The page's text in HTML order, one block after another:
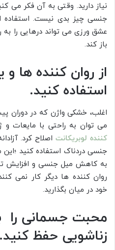
نیاز دارید. وقتی به آن فکر می
جنسی چیز بدی نیست. استفاده
عشق ورزی می تواند درهایی را
باز کند.
از روان کننده ها و
استفاده کنید.
اغلب، خشکی واژن که در دوران
می توان به راحتی با مایعات و
کننده لوبریکانت اصلاح کرد.
جنسی دردناک استفاده کنید
به کاهش میل جنسی و افزایش
روان کننده ها دیگر کار نمی
خود در میان بگذارید.
محبت جسمانی را
زناشویی حفظ کنید.